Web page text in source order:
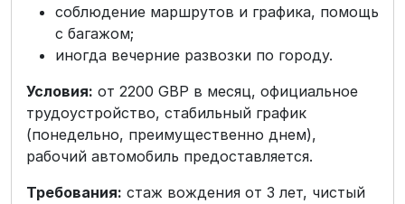
соблюдение маршрутов и графика, помощь
с багажом;
иногда вечерние развозки по городу.
Условия: от 2200 GBP в месяц, официальное
трудоустройство, стабильный график
(понедельно, преимущественно днем),
рабочий автомобиль предоставляется.
Требования: стаж вождения от 3 лет, чистый